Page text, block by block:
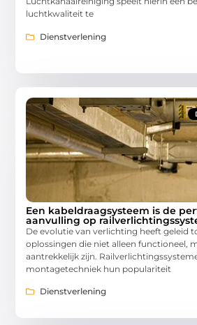
luchtkwaliteit te
Dienstverlening
Een kabeldraagsysteem is de
aanvulling op
De evolutie van verlichting heeft geleid
oplossingen die niet alleen functioneel,
aantrekkelijk zijn.
montagetechniek hun populariteit
Dienstverlening